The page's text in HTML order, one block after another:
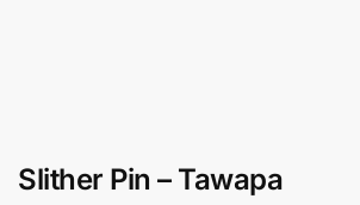
Slither Pin – Tawapa